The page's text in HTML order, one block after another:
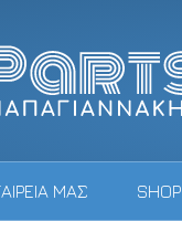
ΜΑΣ SHOP